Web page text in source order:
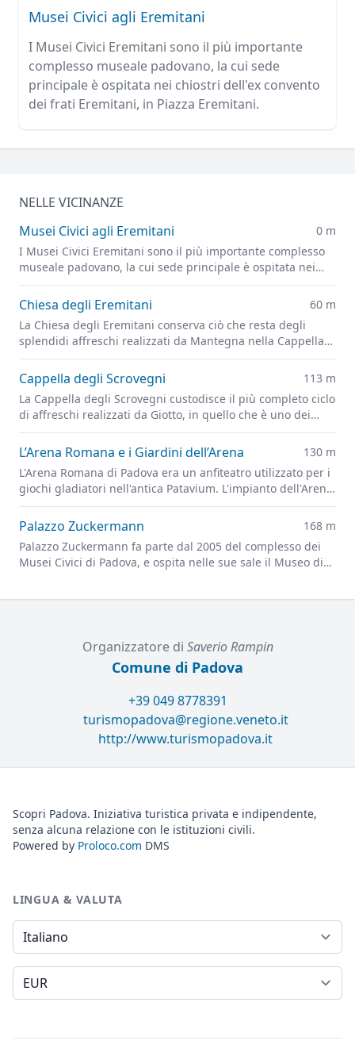
Musei Civici agli Eremitani
I Musei Civici Eremitani sono il più importante
complesso museale padovano, la cui sede
principale è ospitata nei chiostri dell'ex convento
dei frati Eremitani, in Piazza Eremitani.
NELLE VICINANZE
Musei Civici agli Eremitani
0 m
I Musei Civici Eremitani sono il più importante complesso
museale padovano, la cui sede principale è ospitata nei
chiostri dell'ex convento dei frati Eremitani, in Piazza
Eremitani.
Chiesa degli Eremitani
60 m
La Chiesa degli Eremitani conserva ciò che resta degli
splendidi affreschi realizzati da Mantegna nella Cappella
Ovetari, parzialmente distrutti dai bombardamenti alleati
del 1944
Cappella degli Scrovegni
113 m
La Cappella degli Scrovegni custodisce il più completo ciclo
di affreschi realizzati da Giotto, in quello che è uno dei
capolavori più importanti dell'arte figurativa di tutti i tempi
L’Arena Romana e i Giardini dell’Arena
130 m
L'Arena Romana di Padova era un anfiteatro utilizzato per i
giochi gladiatori nell'antica Patavium. L'impianto dell'Arena
è ora alla base dei Giardini dell'Arena, il principale parco
cittadino.
Palazzo Zuckermann
168 m
Palazzo Zuckermann fa parte dal 2005 del complesso dei
Musei Civici di Padova, e ospita nelle sue sale il Museo di
Organizzatore di Saverio Rampin
Comune di Padova
+39 049 8778391
turismopadova@regione.veneto.it
http://www.turismopadova.it
Scopri Padova. Iniziativa turistica privata e indipendente,
senza alcuna relazione con le istituzioni civili.
Powered by Proloco.com DMS
LINGUA & VALUTA
Lingua
Valuta